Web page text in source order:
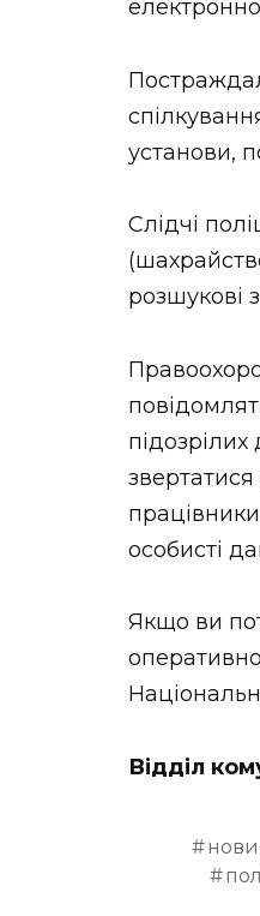
установи,
Слідчі
розшукові
особисті
Якщо ви
Відділ